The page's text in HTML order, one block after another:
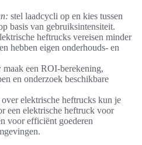
stel laadcycli op en kies tussen
basis van gebruiksintensiteit.
heftrucks vereisen minder
hebben eigen onderhouds- en
maak een ROI-berekening,
en onderzoek beschikbare
elektrische heftrucks kun je
een elektrische heftruck voor
voor efficiënt goederen